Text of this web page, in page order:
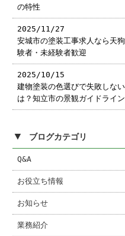
の特性
2025/11/27
安城市の塗装工事求人なら天
験者・未経験者歓迎
2025/10/15
建物塗装の色選びで失敗しな
は？知立市の景観ガイドライ
▼ ブログカテゴリ
Q&A
お役立ち情報
お知らせ
業務紹介